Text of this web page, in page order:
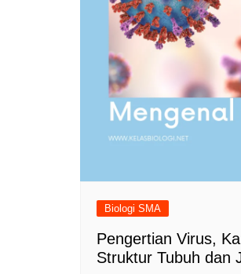
Biologi SMA
Pengertian Virus,
Struktur Tubuh dan